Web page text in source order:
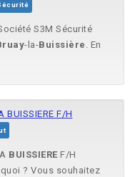
S3M Sécurité
-la-Buissière . En
F/H
BUISSIERE F/H
? Vous souhaitez